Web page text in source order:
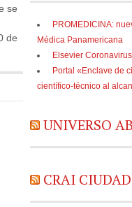
se
de
PROMEDICINA:
Médica Panamericana
Elsevier
Portal «Enclave de
científico-técnico al
UNIVERSO
CRAI